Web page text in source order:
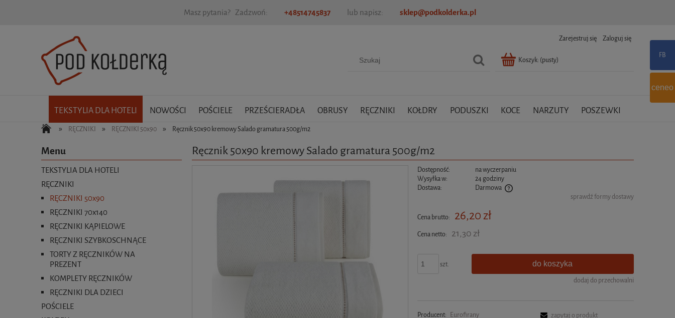
Masz pytania? Zadzwoń: +48514745837 lub napisz: sklep@podkolderka.pl
Zarejestruj się Zaloguj się
Koszyk: (pusty)
TEKSTYLIA DLA HOTELI NOWOŚCI POŚCIELE PRZEŚCIERADŁA OBRUSY RĘCZNIKI KOŁDRY PODUSZKI KOCE NARZUTY POSZEWKI
» RĘCZNIKI » RĘCZNIKI 50x90 » Ręcznik 50x90 kremowy Salado gramatura 500g/m2
Menu
TEKSTYLIA DLA HOTELI
RĘCZNIKI
RĘCZNIKI 50x90
RĘCZNIKI 70x140
RĘCZNIKI KĄPIELOWE
RĘCZNIKI SZYBKOSCHNĄCE
TORTY Z RĘCZNIKÓW NA
PREZENT
KOMPLETY RĘCZNIKÓW
RĘCZNIKI DLA DZIECI
POŚCIELE
Ręcznik 50x90 kremowy Salado gramatura 500g/m2
Dostępność:
na wyczerpaniu
Wysyłka w:
24 godziny
Dostawa:
Darmowa
Cena nie zawiera ewentualnych kosztów
sprawdź formy dostawy
Cena brutto: 26,20 zł
Cena netto: 21,30 zł
szt. do koszyka
dodaj do przechowalni
Producent: Eurofirany
zapytaj o produkt
ceneo